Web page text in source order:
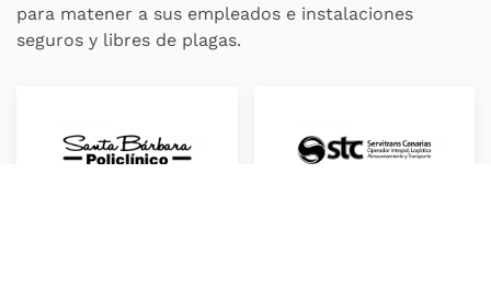
para matener a sus empleados e instalaciones
seguros y libres de plagas.